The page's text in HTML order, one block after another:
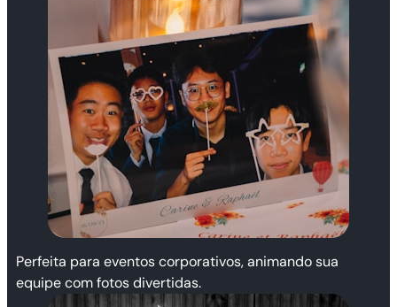
Perfeita para eventos corporativos, animando sua
equipe com fotos divertidas.